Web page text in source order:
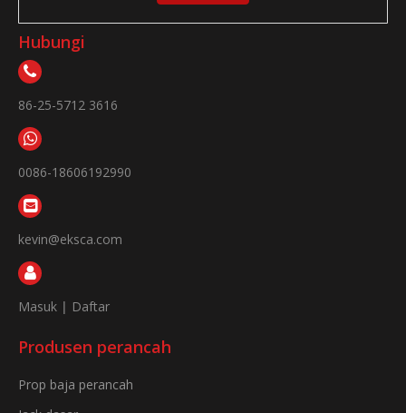
Hubungi
86-25-5712 3616
0086-18606192990
kevin@eksca.com
Masuk | Daftar
Produsen perancah
Prop baja perancah